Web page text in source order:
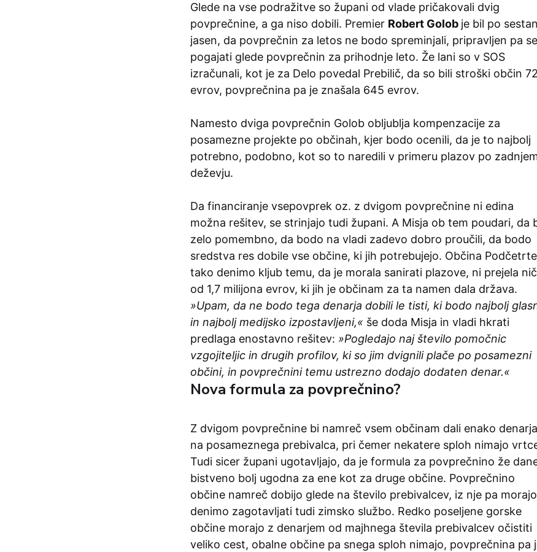
Glede na vse podražitve so župani od vlade pričakovali dvig
povprečnine, a ga niso dobili. Premier Robert Golob je bil po
jasen, da povprečnin za letos ne bodo spreminjali, pripravljen pa
pogajati glede povprečnin za prihodnje leto. Že lani so v SOS
izračunali, kot je za Delo povedal Prebilič, da so bili stroški občin
evrov, povprečnina pa je znašala 645 evrov.
Namesto dviga povprečnin Golob obljublja kompenzacije za
posamezne projekte po občinah, kjer bodo ocenili, da je to najbolj
potrebno, podobno, kot so to naredili v primeru plazov po
deževju.
Da financiranje vsepovprek oz. z dvigom povprečnine ni edina
možna rešitev, se strinjajo tudi župani. A Misja ob tem poudari, da
zelo pomembno, da bodo na vladi zadevo dobro proučili, da bodo
sredstva res dobile vse občine, ki jih potrebujejo. Občina
tako denimo kljub temu, da je morala sanirati plazove, ni prejela nič
od 1,7 milijona evrov, ki jih je občinam za ta namen dala država.
»Upam, da ne bodo tega denarja dobili le tisti, ki bodo najbolj
in najbolj medijsko izpostavljeni,« še doda Misja in vladi hkrati
predlaga enostavno rešitev: »Pogledajo naj število pomočnic
vzgojiteljic in drugih profilov, ki so jim dvignili plače po posamezni
občini, in povprečnini temu ustrezno dodajo dodaten denar.«
Nova formula za povprečnino?
Z dvigom povprečnine bi namreč vsem občinam dali enako denarja
na posameznega prebivalca, pri čemer nekatere sploh nimajo
Tudi sicer župani ugotavljajo, da je formula za povprečnino že
bistveno bolj ugodna za ene kot za druge občine. Povprečnino
občine namreč dobijo glede na število prebivalcev, iz nje pa morajo
denimo zagotavljati tudi zimsko službo. Redko poseljene gorske
občine morajo z denarjem od majhnega števila prebivalcev očistiti
veliko cest, obalne občine pa snega sploh nimajo, povprečnina pa